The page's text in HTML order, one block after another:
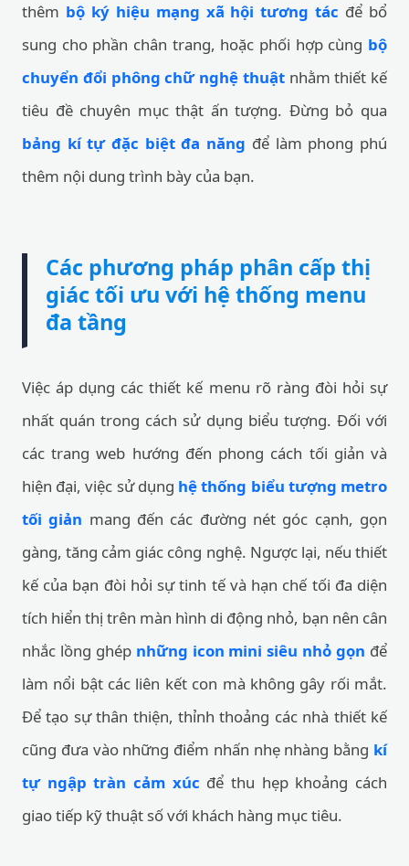
thêm bộ ký hiệu mạng xã hội tương tác để bổ
sung cho phần chân trang, hoặc phối hợp cùng bộ
chuyển đổi phông chữ nghệ thuậtnhằm thiết kế
tiêu đề chuyên mục thật ấn tượng. Đừng bỏ qua
bảng kí tự đặc biệt đa năng để làm phong phú
thêm nội dung trình bày của bạn.
Các phương pháp phân cấp thị
giác tối ưu với hệ thống menu
đa tầng
Việc áp dụng các thiết kế menu rõ ràng đòi hỏi sự
nhất quán trong cách sử dụng biểu tượng. Đối với
các trang web hướng đến phong cách tối giản và
hiện đại, việc sử dụng hệ thống biểu tượng metro
tối giản mang đến các đường nét góc cạnh, gọn
gàng, tăng cảm giác công nghệ. Ngược lại, nếu thiết
kế của bạn đòi hỏi sự tinh tế và hạn chế tối đa diện
tích hiển thị trên màn hình di động nhỏ, bạn nên cân
nhắc lồng ghép những icon mini siêu nhỏ gọn để
làm nổi bật các liên kết con mà không gây rối mắt.
Để tạo sự thân thiện, thỉnh thoảng các nhà thiết kế
cũng đưa vào những điểm nhấn nhẹ nhàng bằng kí
tự ngập tràn cảm xúc để thu hẹp khoảng cách
giao tiếp kỹ thuật số với khách hàng mục tiêu.